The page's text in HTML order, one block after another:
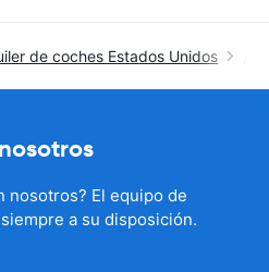
de coches Estados Unidos
nosotros? El equipo de
a su disposición.